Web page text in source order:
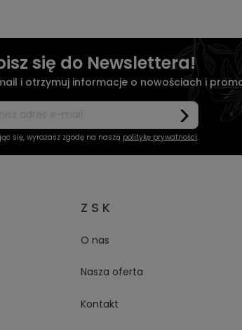
się do Newslettera!
i otrzymuj informacje o nowościach i
się, wyrażasz zgodę na naszą politykę prywatności.
Z S K
O nas
Nasza oferta
Kontakt